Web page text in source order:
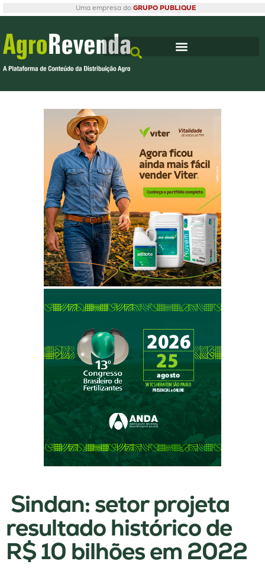
Uma empresa do GRUPO PUBLIQUE
Sindan: setor projeta
resultado histórico de
R$ 10 bilhões em 2022